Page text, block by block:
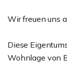
Wir freuen uns
Diese
Wohnlage von